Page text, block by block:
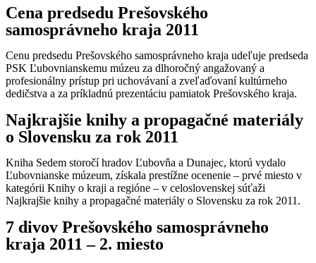
Cena predsedu Prešovského
samosprávneho kraja 2011
Cenu predsedu Prešovského samosprávneho kraja udeľuje predseda
PSK Ľubovnianskemu múzeu za dlhoročný angažovaný a
profesionálny prístup pri uchovávaní a zveľaďovaní kultúrneho
dedičstva a za príkladnú prezentáciu pamiatok Prešovského kraja.
Najkrajšie knihy a propagačné materiály
o Slovensku za rok 2011
Kniha Sedem storočí hradov Ľubovňa a Dunajec, ktorú vydalo
Ľubovnianske múzeum, získala prestížne ocenenie – prvé miesto v
kategórii Knihy o kraji a regióne – v celoslovenskej súťaži
Najkrajšie knihy a propagačné materiály o Slovensku za rok 2011.
7 divov Prešovského samosprávneho
kraja 2011 – 2. miesto